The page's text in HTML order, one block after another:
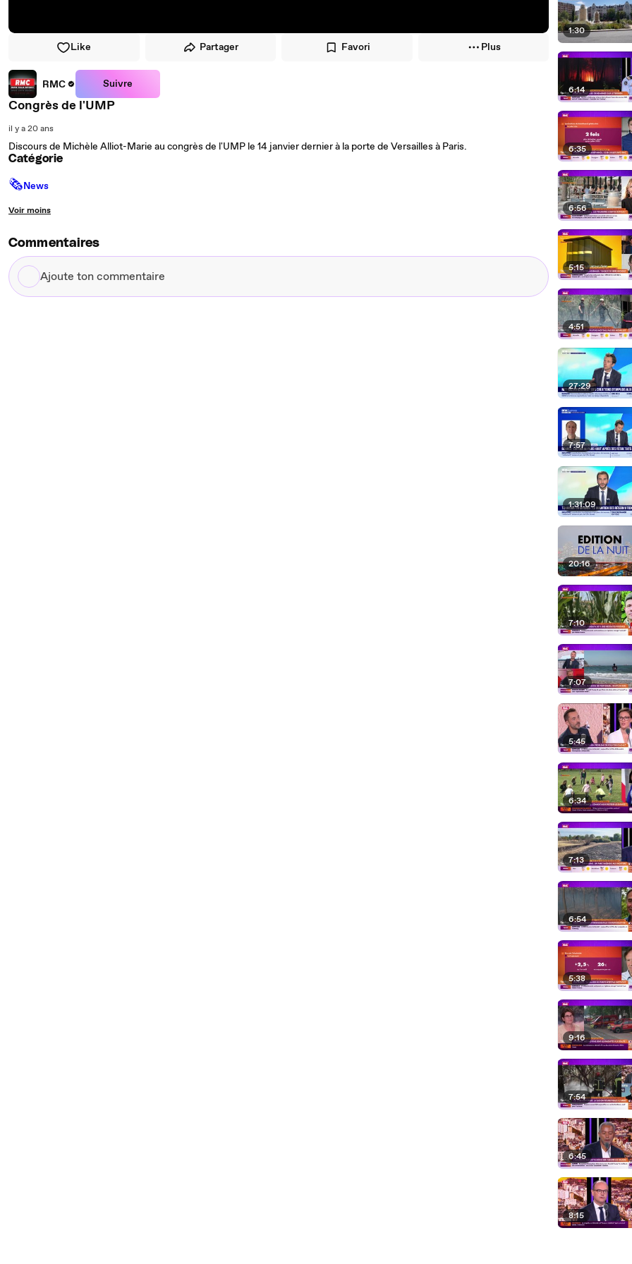
Like Partager Favori Plus
RMC Suivre
Congrès de l'UMP
il y a 20 ans
Discours de Michèle Alliot-Marie au congrès de l'UMP le 14 janvier dernier à la porte de Versailles à Paris.
Catégorie
🗞News
Voir moins
Commentaires
Ajoute
ton
1:30
6:14
6:35
6:56
5:15
4:51
27:29
7:57
1:31:09
20:16
7:10
7:07
5:45
6:34
7:13
6:54
5:38
9:16
7:54
6:45
8:15